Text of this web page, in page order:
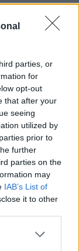
parties, or
for
opt-out
that after your
seeing
utilized by
prior to
further
parties on the
may
IAB’s List of
it to other
more Google
στην
τα βλέμματα
επιστροφής,
από τις
που
του στην
κόσμο (Κινγκς
19,Ρόκετς
2022).
is
Puerto
sources
there